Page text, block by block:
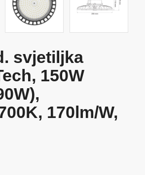
svjetiljka
150W
170lm/W,